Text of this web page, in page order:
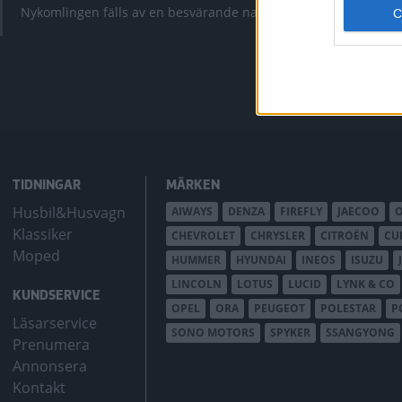
Nykomlingen fälls av en besvärande nackdel.
krympt men
bZ4X
TIDNINGAR
Husbil&Husvagn
Klassiker
Moped
KUNDSERVICE
Läsarservice
Prenumera
Annonsera
Kontakt
MÄRKEN
AIWAYS DENZA FIREFLY JAECOO
CHEVROLET
CHRYSLER CITROËN
HUMMER
HYUNDAI INEOS ISUZU
LINCOLN
LOTUS LUCID LYNK & CO
OPEL
ORA PEUGEOT POLESTAR
SONO MOTORS
SPYKER SSANGYONG